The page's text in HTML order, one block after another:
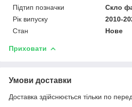
Підтип позначки
Скло
Рік випуску
2010-
Стан
Нове
Приховати
Умови доставки
Доставка здійснюється тільки по